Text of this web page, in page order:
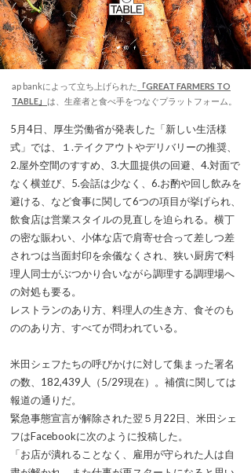
ap bankによって立ち上げられた 「GREAT FARMERS TO
TABLE」 は、生産者と食べ手をつなぐプラットフォーム。
5月4日、厚生労働省が発表した「新しい生活様
式」では、１.テイクアウトやデリバリーの推奨、
2.屋外空間のすすめ、3.大皿提供の回避、4.対面で
なく横並び、5.会話は少なく、6.お酌や回し飲みを
避ける、など食事に関して6つの項目が挙げられ、
飲食店は営業スタイルの見直しを迫られる。横丁
の密な賑わい、小体な店で肩寄せ合って差しつ差
されつは当面封印を余儀なくされ、狭い厨房で料
理人同士がぶつかり合いながら調理する調理場へ
の対処も要る。
レストランのあり方、料理人の生き方、食そのも
ののあり方、すべてが問われている。
米田シェフたちの呼びかけに対して集まった署名
の数、182,439人（5/29現在）。補償に関しては
報道の通りだ。
緊急事態宣言が解除された翌５月22日、米田シェ
フはFacebookに次のように投稿した。
「お店が潰れることなく、雇用が守られた人は自